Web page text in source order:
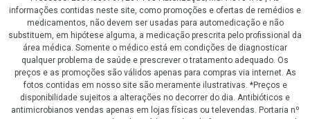
informações contidas neste site, como promoções e ofertas de remédios e
medicamentos, não devem ser usadas para automedicação e não
substituem, em hipótese alguma, a medicação prescrita pelo profissional da
área médica. Somente o médico está em condições de diagnosticar
qualquer problema de saúde e prescrever o tratamento adequado. Os
preços e as promoções são válidos apenas para compras via internet. As
fotos contidas em nosso site são meramente ilustrativas. *Preços e
disponibilidade sujeitos a alterações no decorrer do dia. Antibióticos e
antimicrobianos vendas apenas em lojas físicas ou televendas. Portaria nº